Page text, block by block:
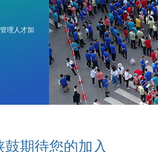
理人才加
鼓期待您的加入